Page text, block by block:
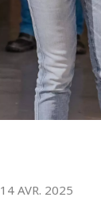
14 AVR. 2025